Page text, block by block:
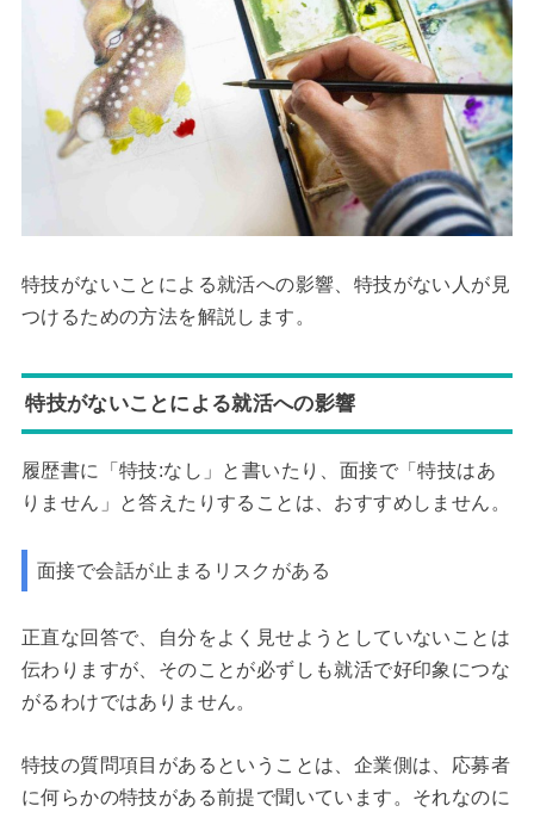
特技がないことによる就活への影響、特技がない人が見
つけるための方法を解説します。
特技がないことによる就活への影響
履歴書に「特技:なし」と書いたり、面接で「特技はあ
りません」と答えたりすることは、おすすめしません。
面接で会話が止まるリスクがある
正直な回答で、自分をよく見せようとしていないことは
伝わりますが、そのことが必ずしも就活で好印象につな
がるわけではありません。
特技の質問項目があるということは、企業側は、応募者
に何らかの特技がある前提で聞いています。それなのに